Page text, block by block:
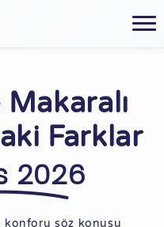
Farklar
2026
konforu söz konusu